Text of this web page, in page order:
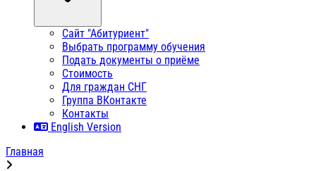
Сайт "Абитуриент"
Выбрать программу обучения
Подать документы о приёме
Стоимость
Для граждан СНГ
Группа ВКонтакте
Контакты
English Version
Главная